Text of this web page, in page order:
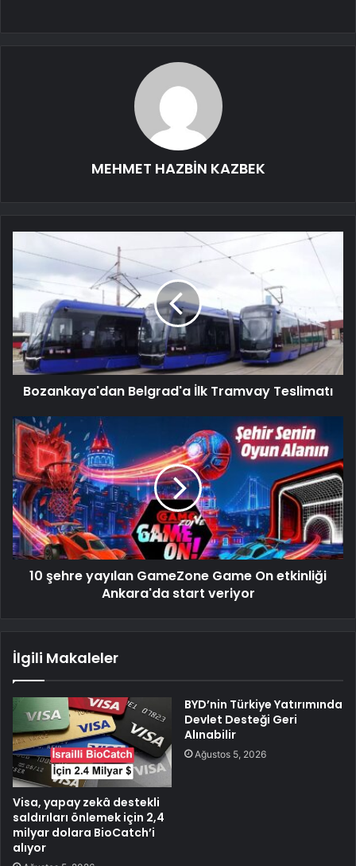
MEHMET HAZBİN KAZBEK
Bozankaya'dan Belgrad'a İlk Tramvay Teslimatı
10 şehre yayılan GameZone Game On etkinliği
Ankara'da start veriyor
İlgili Makaleler
Visa, yapay zekâ destekli
saldırıları önlemek için 2,4
milyar dolara BioCatch’i
alıyor
BYD’nin Türkiye Yatırımında
Devlet Desteği Geri
Alınabilir
Ağustos 5, 2026